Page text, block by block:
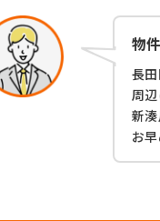
物
長
周
新
お